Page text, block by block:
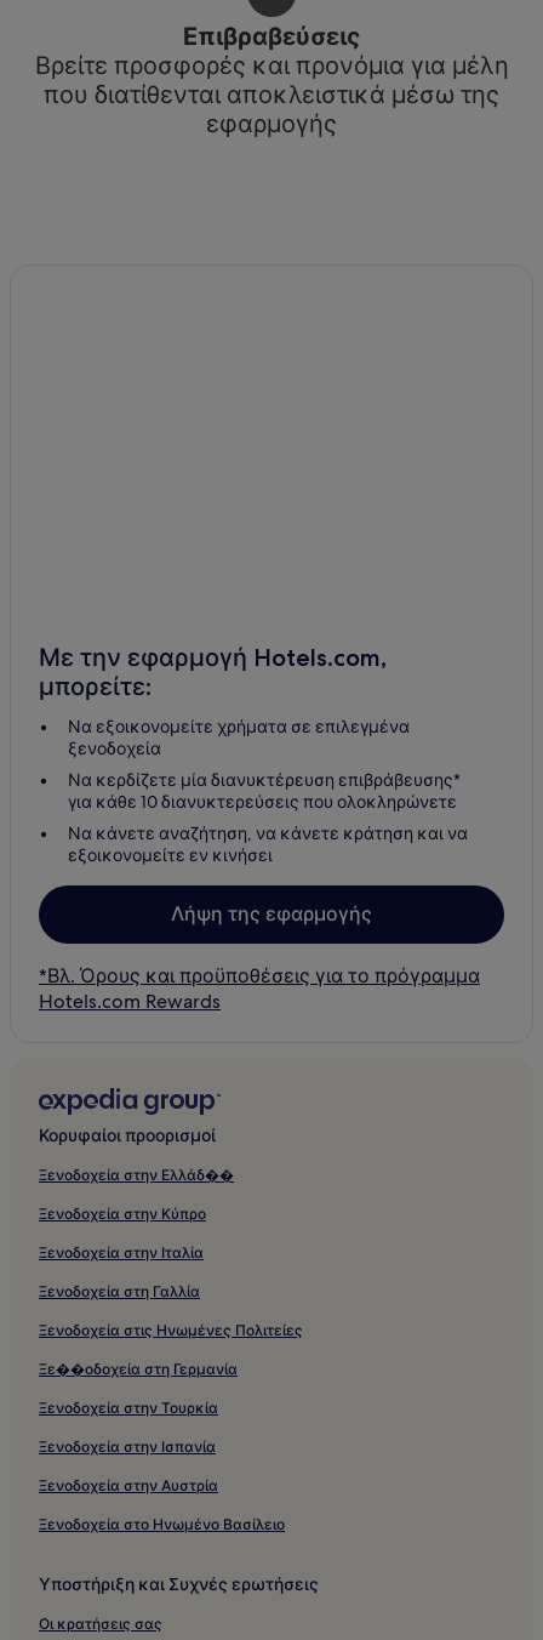
Επιβραβεύσεις
Βρείτε προσφορές και προνόμια για μέλη
που διατίθενται αποκλειστικά μέσω της
εφαρμογής
Με την εφαρμογή Hotels.com,
μπορείτε:
Να εξοικονομείτε χρήματα σε επιλεγμένα
ξενοδοχεία
Να κερδίζετε μία διανυκτέρευση επιβράβευσης*
για κάθε 10 διανυκτερεύσεις που ολοκληρώνετε
Να κάνετε αναζήτηση, να κάνετε κράτηση και να
εξοικονομείτε εν κινήσει
Λήψη της εφαρμογής
*Βλ. Όρους και προϋποθέσεις για το πρόγραμμα
Hotels.com Rewards
Κορυφαίοι προορισμοί
Ξενοδοχεία στην Ελλάδ��
Ξενοδοχεία στην Κύπρο
Ξενοδοχεία στην Ιταλία
Ξενοδοχεία στη Γαλλία
Ξενοδοχεία στις Ηνωμένες Πολιτείες
Ξε��οδοχεία στη Γερμανία
Ξενοδοχεία στην Τουρκία
Ξενοδοχεία στην Ισπανία
Ξενοδοχεία στην Αυστρία
Ξενοδοχεία στο Ηνωμένο Βασίλειο
Υποστήριξη και Συχνές ερωτήσεις
Οι κρατήσεις σας